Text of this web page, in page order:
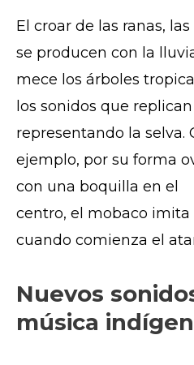
El croar de las ranas,
se producen con la
mece los árboles
los sonidos que
representando la selva.
ejemplo, por su forma
con una boquilla en el
centro, el mobaco imita
cuando comienza el
Nuevos
música